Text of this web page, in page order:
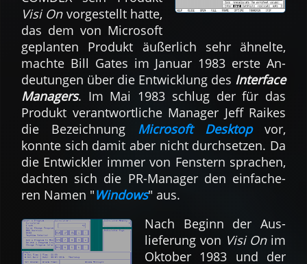
Visi Onvor­ge­stellt hatte,
das dem von Micro­soft
ge­plan­ten Pro­dukt äußer­lich sehr äh­nelte,
machte Bill Gates im Ja­nu­ar 1983 erste An­
deu­tun­gen über die Ent­wick­lung des Inter­face
Managers. Im Mai 1983 schlug der für das
Pro­dukt verant­wort­liche Manager Jeff Raikes
die Be­zeich­nung Micro­soft Desktopvor,
konnte sich damit aber nicht durch­set­zen. Da
die Ent­wick­ler im­mer von Fen­stern spra­chen,
dach­ten sich die PR-Mana­ger den ein­fache­
ren Namen "Windows" aus.
Nach Be­ginn der Aus­
liefe­rung von Visi Onim
Ok­to­ber 1983 und der